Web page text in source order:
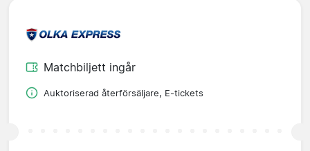
Matchbiljett ingår
Auktoriserad återförsäljare, E-tickets